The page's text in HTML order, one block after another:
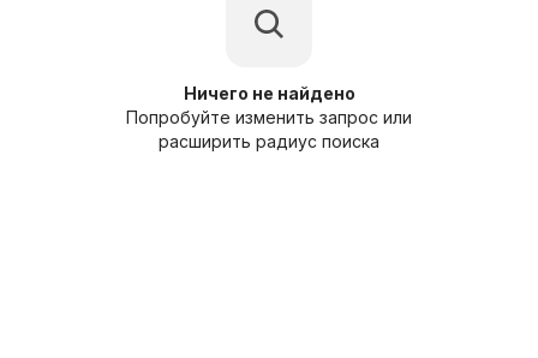
Ничего не найдено
Попробуйте изменить запрос или
расширить радиус поиска